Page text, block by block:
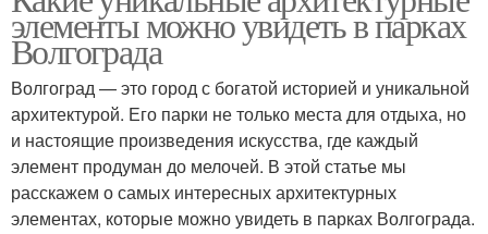
элементы можно увидеть в парках
Волгограда
Волгоград — это город с богатой историей и уникальной
архитектурой. Его парки не только места для отдыха, но
и настоящие произведения искусства, где каждый
элемент продуман до мелочей. В этой статье мы
расскажем о самых интересных архитектурных
элементах, которые можно увидеть в парках Волгограда.